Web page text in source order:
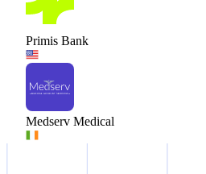
Primis Bank
Medserv Medical